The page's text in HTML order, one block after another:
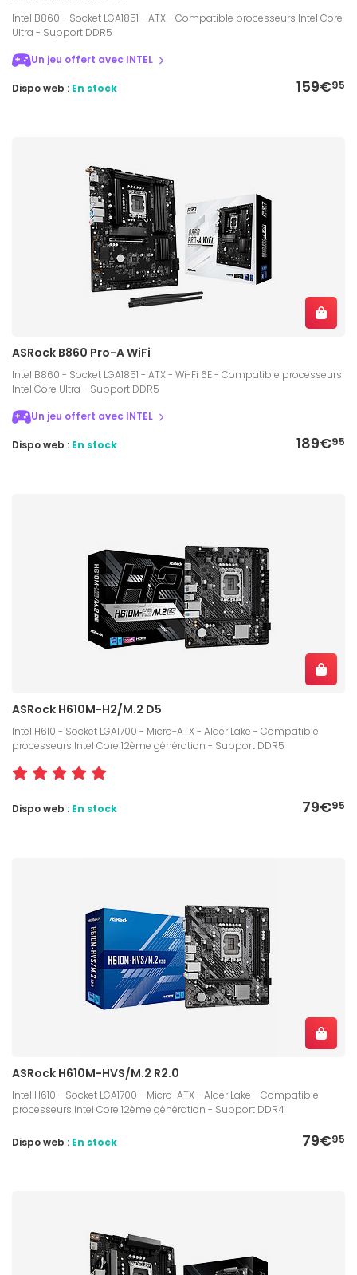
Intel B860 - Socket LGA1851 - ATX - Compatible processeurs Intel Core
Ultra - Support DDR5
Un jeu offert avec INTEL
159€95
Dispo web : En stock
ASRock B860 Pro-A WiFi
Intel B860 - Socket LGA1851 - ATX - Wi-Fi 6E - Compatible processeurs
Intel Core Ultra - Support DDR5
Un jeu offert avec INTEL
189€95
Dispo web : En stock
ASRock H610M-H2/M.2 D5
Intel H610 - Socket LGA1700 - Micro-ATX - Alder Lake - Compatible
processeurs Intel Core 12ème génération - Support DDR5
79€95
Dispo web : En stock
ASRock H610M-HVS/M.2 R2.0
Intel H610 - Socket LGA1700 - Micro-ATX - Alder Lake - Compatible
processeurs Intel Core 12ème génération - Support DDR4
79€95
Dispo web : En stock